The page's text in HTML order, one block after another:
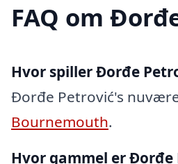
FAQ om
Hvor spiller Đorđe
Đorđe Petrović's
Bournemouth.
Hvor gammel er Đorđe